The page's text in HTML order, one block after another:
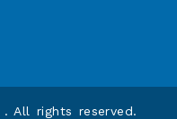
. All rights reserved.